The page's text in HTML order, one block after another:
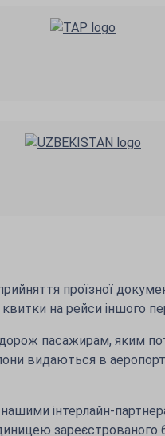
проїзної
на рейси іншого
пасажирам, яким
видаються в
інтерлайн-